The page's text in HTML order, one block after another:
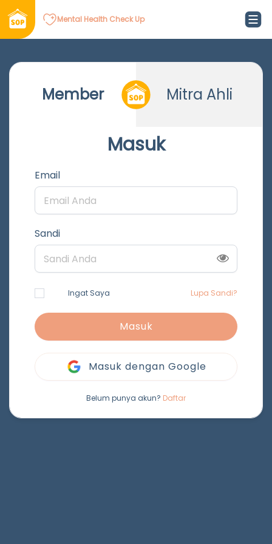
Mental Health Check Up
Member Mitra Ahli
Masuk
Email
Sandi
Ingat Saya Lupa Sandi?
Masuk
Masuk dengan Google
Belum punya akun? Daftar